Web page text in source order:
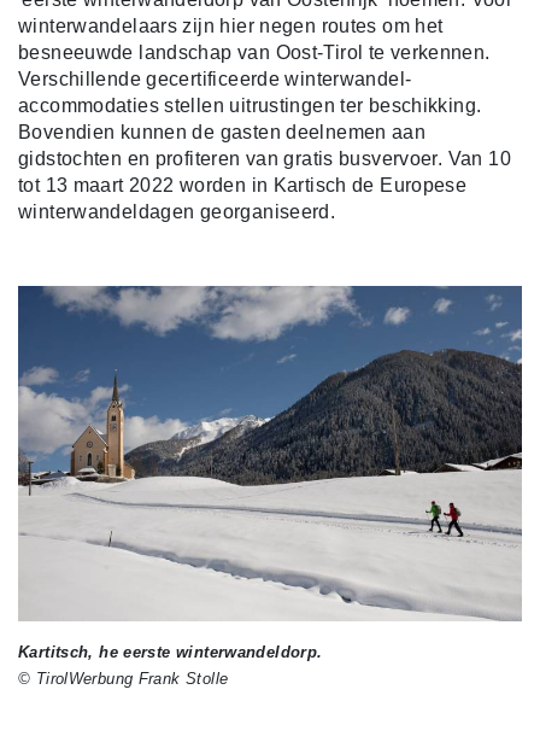
winterwandelaars zijn hier negen routes om het
besneeuwde landschap van Oost-Tirol te verkennen.
Verschillende gecertificeerde winterwandel-
accommodaties stellen uitrustingen ter beschikking.
Bovendien kunnen de gasten deelnemen aan
gidstochten en profiteren van gratis busvervoer. Van 10
tot 13 maart 2022 worden in Kartisch de Europese
winterwandeldagen georganiseerd.
Kartitsch, he eerste winterwandeldorp.
© TirolWerbung Frank Stolle